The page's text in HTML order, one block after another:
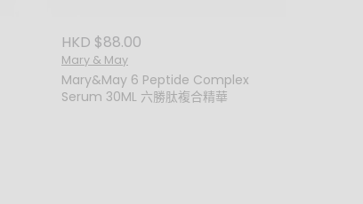
HKD $88.00
Mary & May
Mary&May 6 Peptide Complex
Serum 30ML 六勝肽複合精華